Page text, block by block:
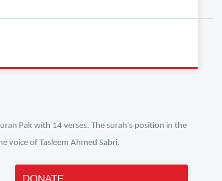
Pak with 14 verses. The surah's position in the
voice of Tasleem Ahmed Sabri.